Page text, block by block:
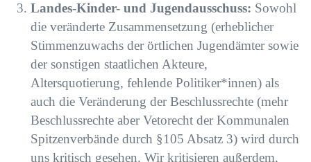
Landes-Kinder- und Jugendausschuss: Sowohl
die veränderte Zusammensetzung (erheblicher
Stimmenzuwachs der örtlichen Jugendämter sowie
der sonstigen staatlichen Akteure,
Altersquotierung, fehlende Politiker*innen) als
auch die Veränderung der Beschlussrechte (mehr
Beschlussrechte aber Vetorecht der Kommunalen
Spitzenverbände durch §105 Absatz 3) wird durch
uns kritisch gesehen. Wir kritisieren außerdem,